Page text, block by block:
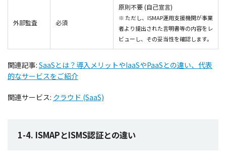
外部監査 必須
原則不要 (自己宣言)
※ ただし、ISMAP運用支援機関が事業
者より提出された言明書等の内容をレ
ビューし、その妥当性を確認します。
関連記事: SaaSとは？導入メリットやIaaSやPaaSとの違い、代表
的なサービスをご紹介
関連サービス: クラウド (SaaS)
1-4. ISMAPとISMS認証との違い